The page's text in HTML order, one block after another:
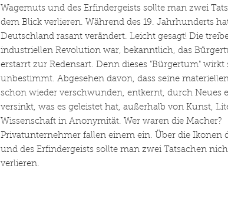
Wagemuts und des Erfindergeists sollte man zwei
dem Blick verlieren. Während des 19. Jahrhunderts
Deutschland rasant verändert. Leicht gesagt! Die
industriellen Revolution war, bekanntlich, das
erstarrt zur Redensart. Denn dieses "Bürgertum" wirkt
unbestimmt. Abgesehen davon, dass seine
schon wieder verschwunden, entkernt, durch Neues
versinkt, was es geleistet hat, außerhalb von Kunst,
Wissenschaft in Anonymität. Wer waren die Macher?
Privatunternehmer fallen einem ein. Über die Ikonen
und des Erfindergeists sollte man zwei Tatsachen
verlieren.